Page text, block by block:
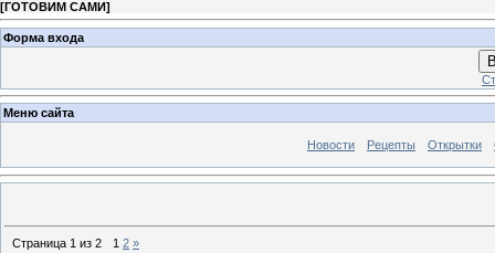
[ГОТОВИМ САМИ]
Форма входа
Меню сайта
Новости Рецепты Открытки
Страница 1 из 2 1 2 »